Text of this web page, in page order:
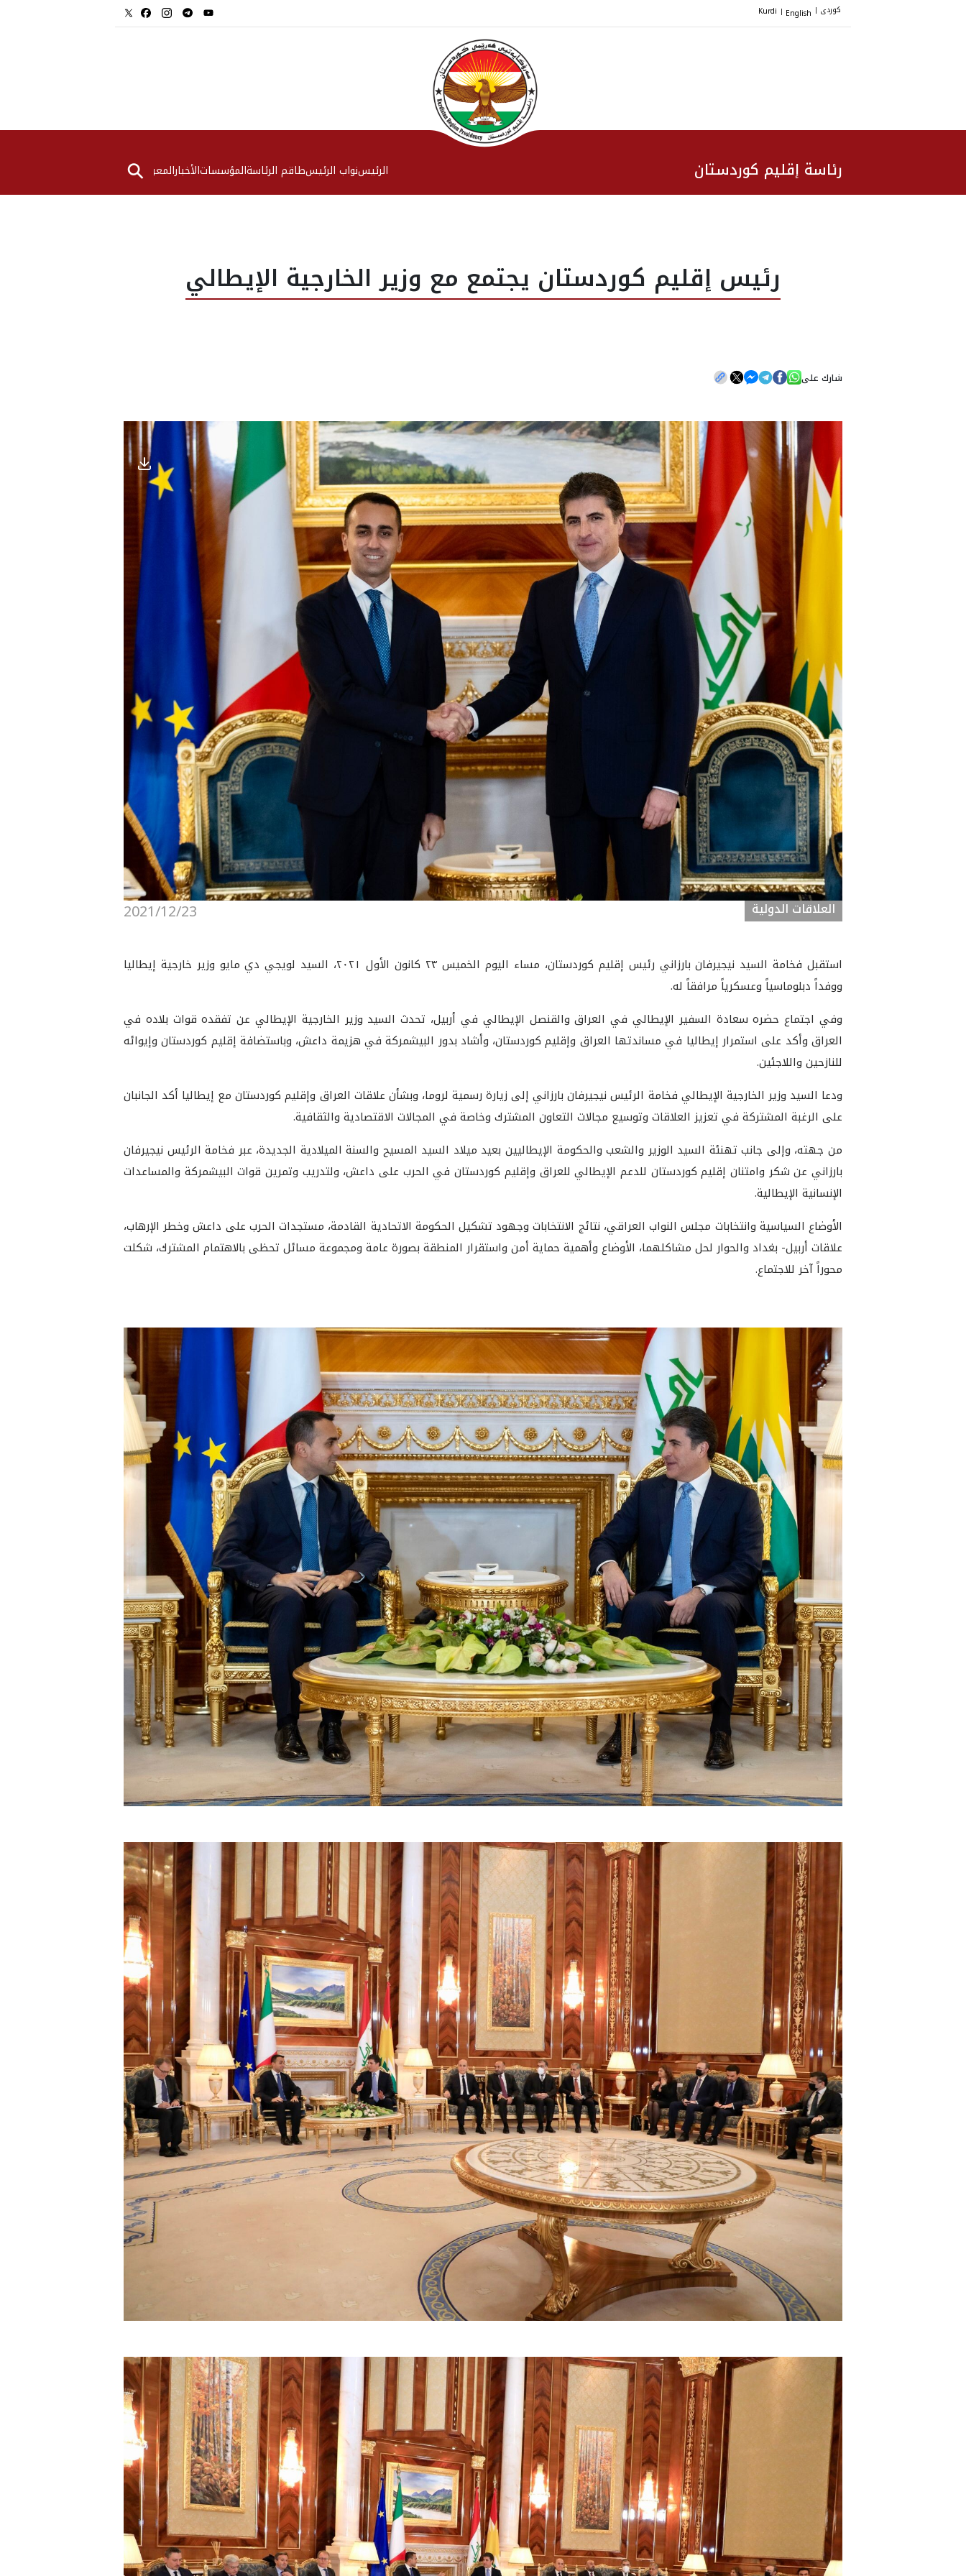
کوردی |
English
|
Kurdi
رئاسة إقليم كوردستان الرئیسنواب الرئيسطاقم الرئاسةالمؤسساتالأخبارالمعرض⚲
رئيس إقليم كوردستان يجتمع مع وزير الخارجية الإيطالي
شارك على
2021/12/23 العلاقات الدولية
استقبل فخامة السيد نيجيرفان بارزاني رئيس إقليم كوردستان، مساء اليوم الخميس ٢٣ كانون الأول ٢٠٢١، السيد لويجي دي مايو وزير خارجية إيطاليا
ووفداً دبلوماسياً وعسكرياً مرافقاً له.
وفي اجتماع حضره سعادة السفير الإيطالي في العراق والقنصل الإيطالي في أربيل، تحدث السيد وزير الخارجية الإيطالي عن تفقده قوات بلاده في
العراق وأكد على استمرار إيطاليا في مساندتها العراق وإقليم كوردستان، وأشاد بدور البيشمركة في هزيمة داعش، وباستضافة إقليم كوردستان وإيوائه
للنازحين واللاجئين.
ودعا السيد وزير الخارجية الإيطالي فخامة الرئيس نيجيرفان بارزاني إلى زيارة رسمية لروما، وبشأن علاقات العراق وإقليم كوردستان مع إيطاليا أكد الجانبان
على الرغبة المشتركة في تعزيز العلاقات وتوسيع مجالات التعاون المشترك وخاصة في المجالات الاقتصادية والثقافية.
من جهته، وإلى جانب تهنئة السيد الوزير والشعب والحكومة الإيطاليين بعيد ميلاد السيد المسيح والسنة الميلادية الجديدة، عبر فخامة الرئيس نيجيرفان
بارزاني عن شكر وامتنان إقليم كوردستان للدعم الإيطالي للعراق وإقليم كوردستان في الحرب على داعش، ولتدريب وتمرين قوات البيشمركة والمساعدات
الإنسانية الإيطالية.
الأوضاع السياسية وانتخابات مجلس النواب العراقي، نتائج الانتخابات وجهود تشكيل الحكومة الاتحادية القادمة، مستجدات الحرب على داعش وخطر الإرهاب،
علاقات أربيل- بغداد والحوار لحل مشاكلهما، الأوضاع وأهمية حماية أمن واستقرار المنطقة بصورة عامة ومجموعة مسائل تحظى بالاهتمام المشترك، شكلت
محوراً آخر للاجتماع.